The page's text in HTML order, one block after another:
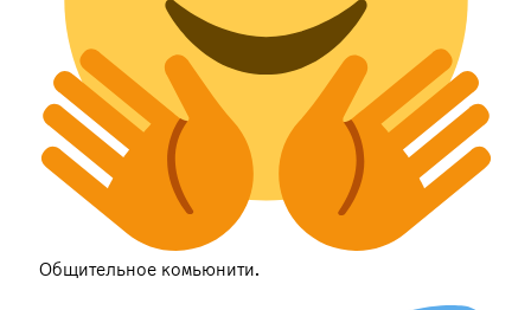
Общительное комьюнити.